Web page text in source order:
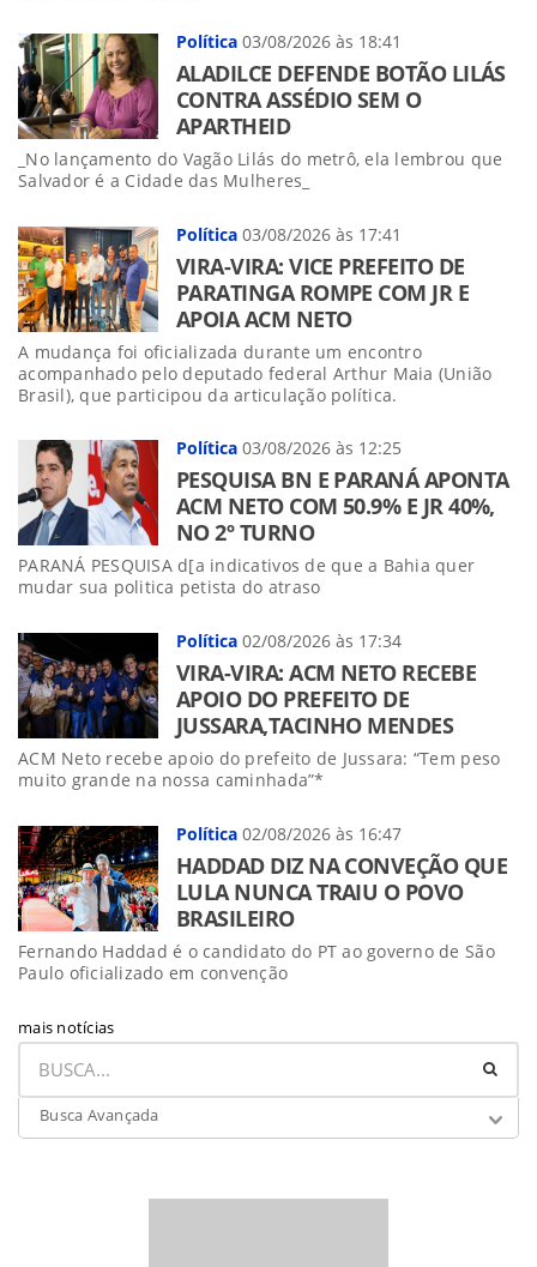
Política 03/08/2026 às 18:41
ALADILCE DEFENDE BOTÃO LILÁS
CONTRA ASSÉDIO SEM O
APARTHEID
_No lançamento do Vagão Lilás do metrô, ela lembrou que
Salvador é a Cidade das Mulheres_
Política 03/08/2026 às 17:41
VIRA-VIRA: VICE PREFEITO DE
PARATINGA ROMPE COM JR E
APOIA ACM NETO
A mudança foi oficializada durante um encontro
acompanhado pelo deputado federal Arthur Maia (União
Brasil), que participou da articulação política.
Política 03/08/2026 às 12:25
PESQUISA BN E PARANÁ APONTA
ACM NETO COM 50.9% E JR 40%,
NO 2º TURNO
PARANÁ PESQUISA d[a indicativos de que a Bahia quer
mudar sua politica petista do atraso
Política 02/08/2026 às 17:34
VIRA-VIRA: ACM NETO RECEBE
APOIO DO PREFEITO DE
JUSSARA,TACINHO MENDES
ACM Neto recebe apoio do prefeito de Jussara: “Tem peso
muito grande na nossa caminhada”*
Política 02/08/2026 às 16:47
HADDAD DIZ NA CONVEÇÃO QUE
LULA NUNCA TRAIU O POVO
BRASILEIRO
Fernando Haddad é o candidato do PT ao governo de São
Paulo oficializado em convenção
mais notícias
Busca Avançada